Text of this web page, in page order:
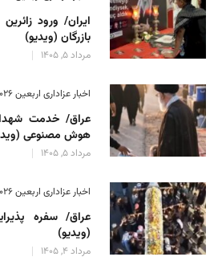
ایران/ ورود
بازرگان (ویدیو)
مرداد 5, 1405
اخبار عزاداری اربعین ۲۰۲۶ - 34
عراق/ خدمت شهدا
هوش مصنوعی
مرداد 5, 1405
اخبار عزاداری اربعین ۲۰۲۶ - 33
عراق/ سفره
(ویدیو)
مرداد 4, 1405